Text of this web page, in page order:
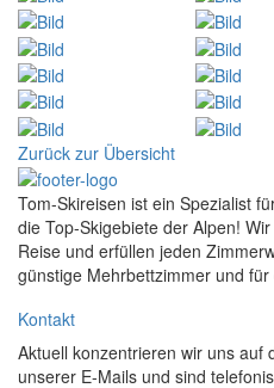
Zurück zur Übersicht
Tom-Skireisen ist ein Spezialist
die Top-Skigebiete der Alpen!
Reise und erfüllen jeden
günstige Mehrbettzimmer und
Kontakt
Aktuell konzentrieren wir uns auf
unserer E-Mails und sind